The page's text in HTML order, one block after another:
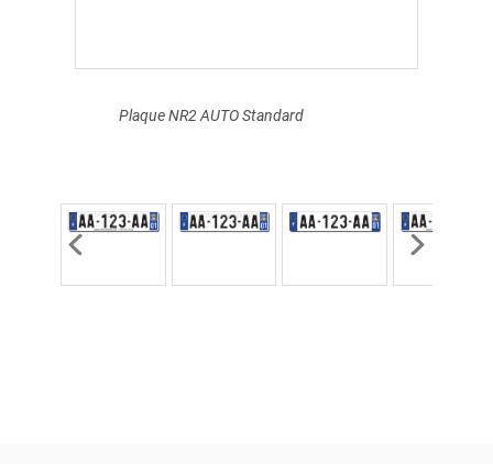
Plaque NR2 AUTO Standard